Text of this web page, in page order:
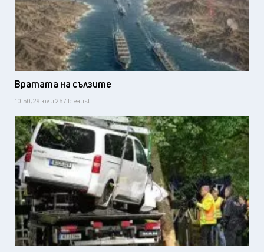
Вратата на сълзите
10:50, 29 юли 26 / Idealisti